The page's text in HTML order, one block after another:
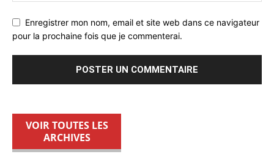
Enregistrer mon nom, email et site web dans ce navigateur
pour la prochaine fois que je commenterai.
VOIR TOUTES LES
ARCHIVES